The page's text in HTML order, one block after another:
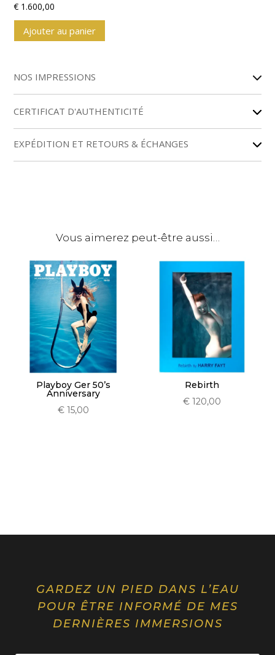
€ 1.600,00
Ajouter au panier
t
e
t
i
NOS IMPRESSIONS
CERTIFICAT D'AUTHENTICITÉ
EXPÉDITION ET RETOURS & ÉCHANGES
Vous aimerez peut-être aussi…
Playboy Ger 50’s
Anniversary
€15,00
Rebirth
€120,00
GARDEZ UN PIED DANS L’EAU
POUR ÊTRE INFORMÉ DE MES
DERNIÈRES IMMERSIONS